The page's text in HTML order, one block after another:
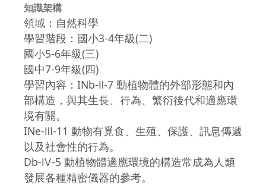
知識架構
領域：自然科學
學習階段：國小3-4年級(二)
國小5-6年級(三)
國中7-9年級(四)
學習內容：INb-Ⅱ-7 動植物體的外部形態和內
部構造，與其生長、行為、繁衍後代和適應環
境有關。
INe-Ⅲ-11 動物有覓食、生殖、保護、訊息傳遞
以及社會性的行為。
Db-Ⅳ-5 動植物體適應環境的構造常成為人類
發展各種精密儀器的參考。